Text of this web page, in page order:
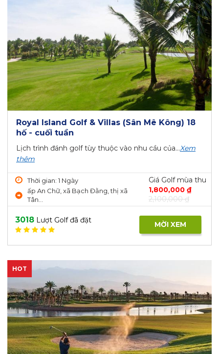
Royal Island Golf & Villas (Sân Mê Kông) 18
hố - cuối tuần
Lịch trình đánh golf tùy thuộc vào nhu cầu của...Xem
thêm
Thời gian: 1 Ngày
ấp An Chữ, xã Bạch Đằng, thị xã
Tân...
Giá Golf mùa thu
1,800,000 ₫
2,100,000 ₫
3018 Lượt Golf đã đặt MỜI XEM
HOT